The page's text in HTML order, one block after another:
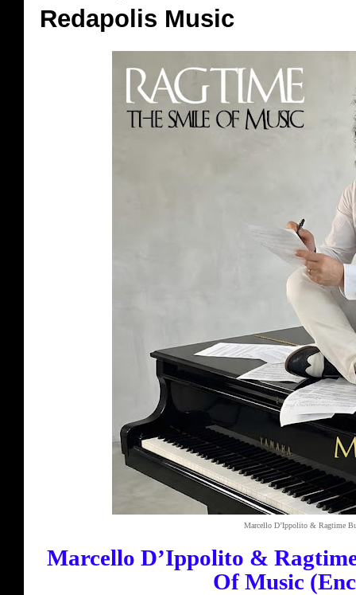
Redapolis Music
Marcello D’Ippolito & Ragtime
Marcello D’Ippolito &
Of Music